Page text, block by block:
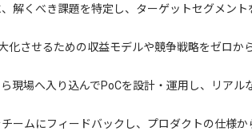
解くべき課題を特定し、ターゲットセグメント
化させるための収益モデルや競争戦略をゼロか
現場へ入り込んでPoCを設計・運用し、リアル
ームにフィードバックし、プロダクトの仕様か